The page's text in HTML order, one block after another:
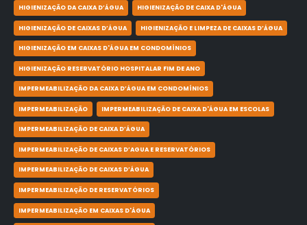
HIGIENIZAÇÃO DA CAIXA D’ÁGUA HIGIENIZAÇÃO DE CAIXA D'ÁGUA
HIGIENIZAÇÃO DE CAIXAS D’ÁGUA HIGIENIZAÇÃO E LIMPEZA DE CAIXAS D’ÁGUA
HIGIENIZAÇÃO EM CAIXAS D'ÁGUA EM CONDOMÍNIOS
HIGIENIZAÇÃO RESERVATÓRIO HOSPITALAR FIM DE ANO
IMPERMEABILIZAÇÃO DA CAIXA D’ÁGUA EM CONDOMÍNIOS
IMPERMEABILIZAÇÃO IMPERMEABILIZAÇÃO DE CAIXA D'ÁGUA EM ESCOLAS
IMPERMEABILIZAÇÃO DE CAIXA D’ÁGUA
IMPERMEABILIZAÇÃO DE CAIXAS D’AGUA E RESERVATÓRIOS
IMPERMEABILIZAÇÃO DE CAIXAS D’ÁGUA
IMPERMEABILIZAÇÃO DE RESERVATÓRIOS
IMPERMEABILIZAÇÃO EM CAIXAS D'ÁGUA